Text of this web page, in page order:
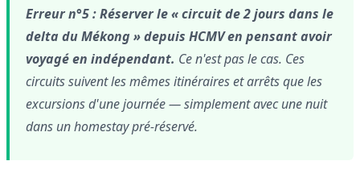
Erreur n°5 : Réserver le « circuit de 2 jours dans le
delta du Mékong » depuis HCMV en pensant avoir
voyagé en indépendant. Ce n'est pas le cas. Ces
circuits suivent les mêmes itinéraires et arrêts que les
excursions d'une journée — simplement avec une nuit
dans un homestay pré-réservé.